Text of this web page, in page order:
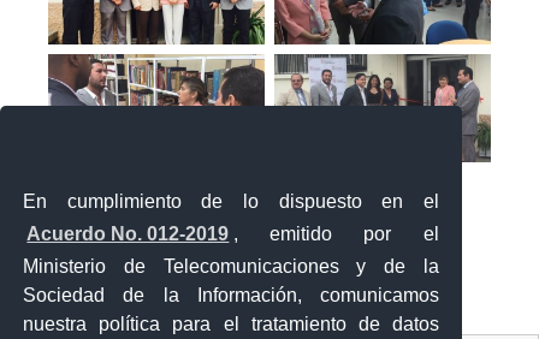
En cumplimiento de lo dispuesto en el
Acuerdo No. 012-2019 , emitido por el
Ministerio de Telecomunicaciones y de la
Sociedad de la Información, comunicamos
nuestra política para el tratamiento de datos